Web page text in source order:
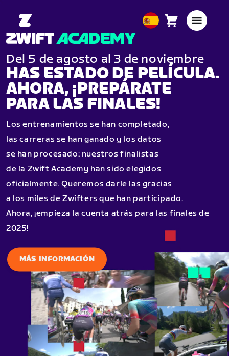
EuropeanCarro0
Del 5 de agosto al 3 de noviembre
HAS ESTADO DE PELÍCULA.
AHORA, ¡PREPÁRATE
PARA LAS FINALES!
Los entrenamientos se han completado,
las carreras se han ganado y los datos
se han procesado: nuestros finalistas
de la Zwift Academy han sido elegidos
oficialmente. Queremos darle las gracias
a los miles de Zwifters que han participado.
Ahora, ¡empieza la cuenta atrás para las finales de
2025!
MÁS INFORMACIÓN